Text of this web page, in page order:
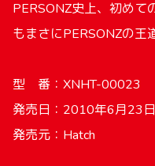
PERSONZ史上、初めて
もまさにPERSONZの王
型 番：XNHT-00023
発売日：2010年6月23日
発売元：Hatch